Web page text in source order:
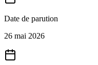
Date de parution
26 mai 2026